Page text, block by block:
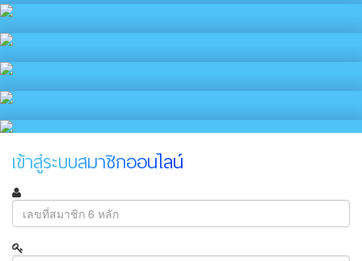
เข้าสู่ระบบสมาชิกออนไลน์